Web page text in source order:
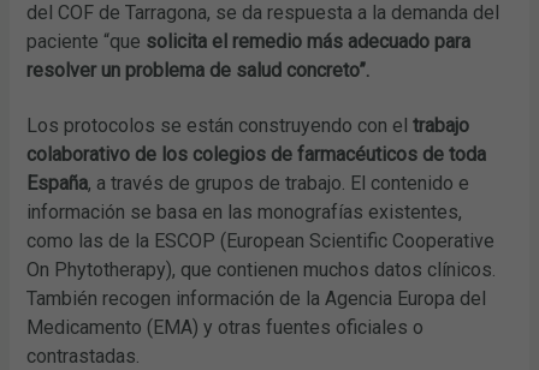
del COF de Tarragona, se da respuesta a la demanda del
paciente “que solicita el remedio más adecuado para
resolver un problema de salud concreto”.
Los protocolos se están construyendo con eltrabajo
colaborativo de los colegios de farmacéuticos de toda
España, a través de grupos de trabajo. El contenido e
información se basa en las monografías existentes,
como las de la ESCOP (European Scientific Cooperative
On Phytotherapy), que contienen muchos datos clínicos.
También recogen información de la Agencia Europa del
Medicamento (EMA) y otras fuentes oficiales o
contrastadas.